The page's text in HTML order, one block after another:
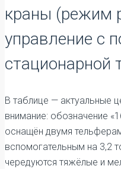
краны (режим
управление с
стационарной
В таблице — актуальные
внимание: обозначение
оснащён двумя
вспомогательным на 3,2
чередуются тяжёлые и